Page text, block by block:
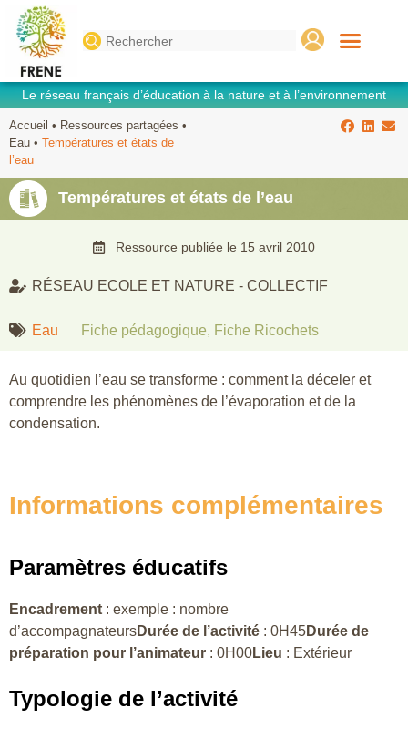
Search
for:
Le réseau français d’éducation à la nature et à l’environnement
Accueil • Ressources partagées •
Eau • Températures et états de
l’eau
Températures et états de l’eau
Au quotidien l’eau se transforme : comment la déceler et
comprendre les phénomènes de l’évaporation et de la
condensation.
Informations complémentaires
Paramètres éducatifs
Encadrement : exemple : nombre
d’accompagnateursDurée de l’activité : 0H45Durée de
préparation pour l’animateur : 0H00Lieu : Extérieur
Typologie de l’activité
Ressource publiée le 15 avril 2010
RÉSEAU ECOLE ET NATURE - COLLECTIF
Eau Fiche pédagogique, Fiche Ricochets